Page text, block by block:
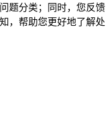
分类；同时，您反馈
，帮助您更好地了解处